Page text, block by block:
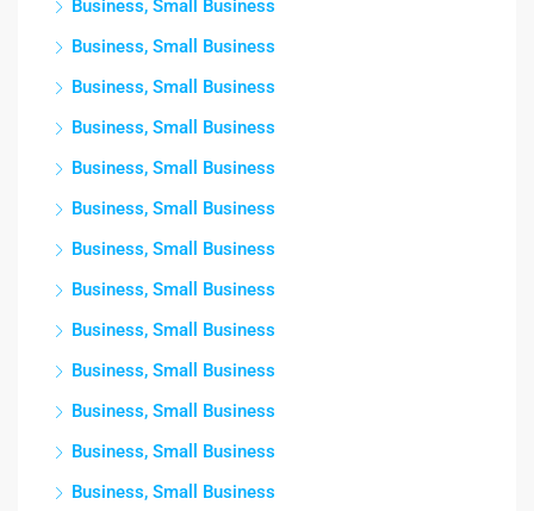
Business, Small Business
Business, Small Business
Business, Small Business
Business, Small Business
Business, Small Business
Business, Small Business
Business, Small Business
Business, Small Business
Business, Small Business
Business, Small Business
Business, Small Business
Business, Small Business
Business, Small Business